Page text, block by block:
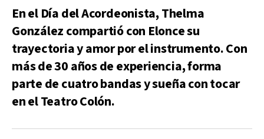
En el Día del Acordeonista, Thelma
González compartió con Elonce su
trayectoria y amor por el instrumento. Con
más de 30 años de experiencia, forma
parte de cuatro bandas y sueña con tocar
en el Teatro Colón.